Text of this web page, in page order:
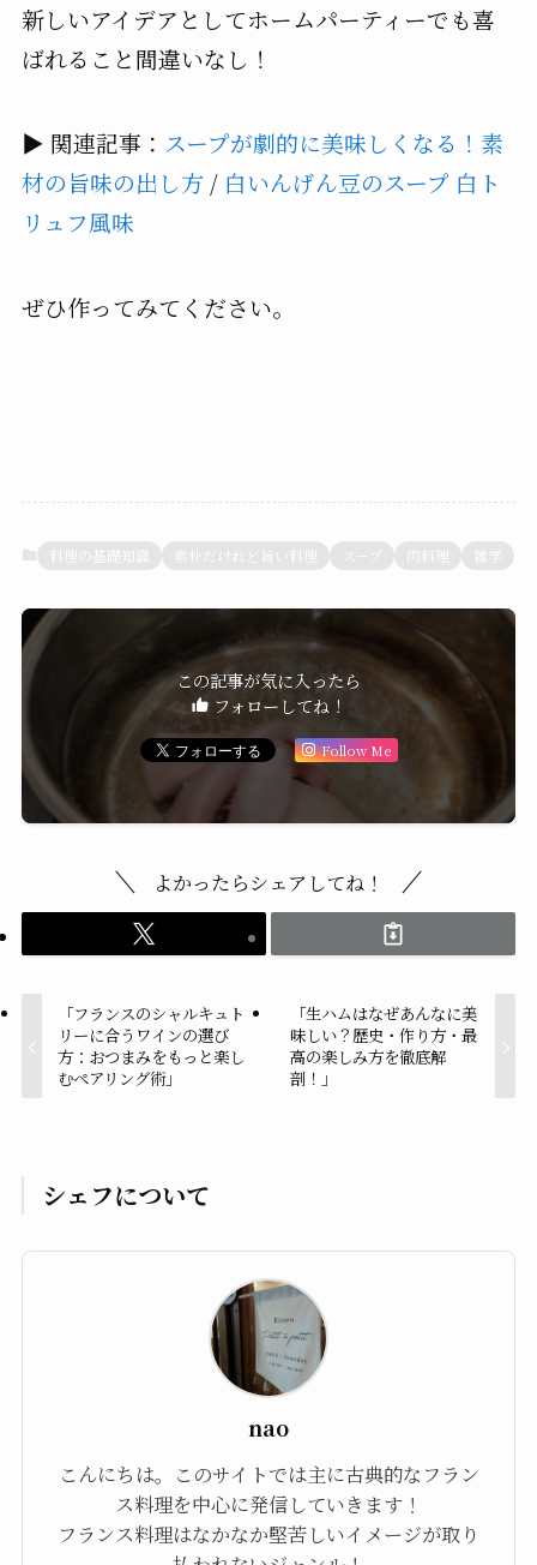
新しいアイデアとしてホームパーティーでも喜
ばれること間違いなし！
▶ 関連記事： スープが劇的に美味しくなる！素
材の旨味の出し方/ 白いんげん豆のスープ 白ト
リュフ風味
ぜひ作ってみてください。
料理の基礎知識 素朴だけれど旨い料理 肉料理 雑学
この記事が気に入ったら
フォローしてね！
Follow Me
よかったらシェアしてね！
「フランスのシャルキュト
リーに合うワインの選び
方：おつまみをもっと楽し
むペアリング術」
「生ハムはなぜあんなに美
味しい？歴史・作り方・最
高の楽しみ方を徹底解
剖！」
シェフについて
nao
こんにちは。このサイトでは主に古典的なフラン
ス料理を中心に発信していきます！
フランス料理はなかなか堅苦しいイメージが取り